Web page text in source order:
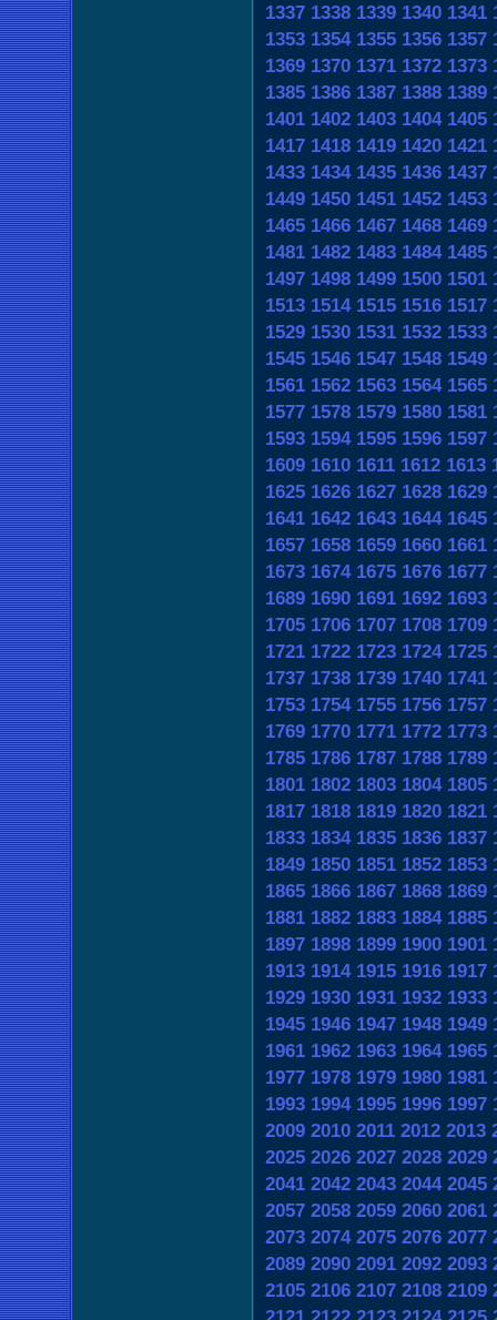
1337 1338 1339 1340 1341
1353 1354 1355 1356 1357
1369 1370 1371 1372 1373
1385 1386 1387 1388 1389
1401 1402 1403 1404 1405
1417 1418 1419 1420 1421
1433 1434 1435 1436 1437
1449 1450 1451 1452 1453
1465 1466 1467 1468 1469
1481 1482 1483 1484 1485
1497 1498 1499 1500 1501
1513 1514 1515 1516 1517
1529 1530 1531 1532 1533
1545 1546 1547 1548 1549
1561 1562 1563 1564 1565
1577 1578 1579 1580 1581
1593 1594 1595 1596 1597
1609 1610 1611 1612 1613
1625 1626 1627 1628 1629
1641 1642 1643 1644 1645
1657 1658 1659 1660 1661
1673 1674 1675 1676 1677
1689 1690 1691 1692 1693
1705 1706 1707 1708 1709
1721 1722 1723 1724 1725
1737 1738 1739 1740 1741
1753 1754 1755 1756 1757
1769 1770 1771 1772 1773
1785 1786 1787 1788 1789
1801 1802 1803 1804 1805
1817 1818 1819 1820 1821
1833 1834 1835 1836 1837
1849 1850 1851 1852 1853
1865 1866 1867 1868 1869
1881 1882 1883 1884 1885
1897 1898 1899 1900 1901
1913 1914 1915 1916 1917
1929 1930 1931 1932 1933
1945 1946 1947 1948 1949
1961 1962 1963 1964 1965
1977 1978 1979 1980 1981
1993 1994 1995 1996 1997
2009 2010 2011 2012 2013
2025 2026 2027 2028 2029
2041 2042 2043 2044 2045
2057 2058 2059 2060 2061
2073 2074 2075 2076 2077
2089 2090 2091 2092 2093
2105 2106 2107 2108 2109